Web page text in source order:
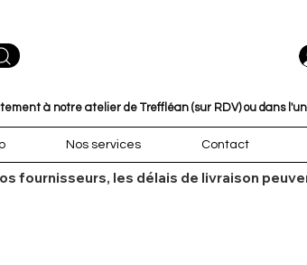
à notre atelier de Treffléan (sur RDV) ou dans
Nos services Contact
fournisseurs, les délais de livraison